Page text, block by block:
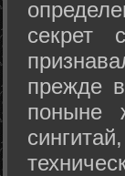
секрет
прежде
поныне